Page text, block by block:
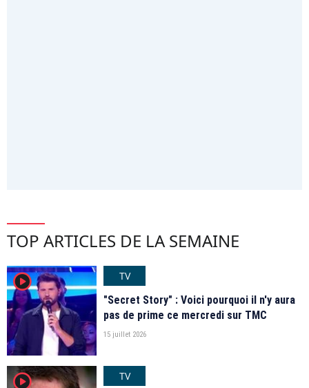
TOP ARTICLES DE LA SEMAINE
player2
TV
"Secret Story" : Voici pourquoi il n'y aura
pas de prime ce mercredi sur TMC
15 juillet 2026
player2
TV